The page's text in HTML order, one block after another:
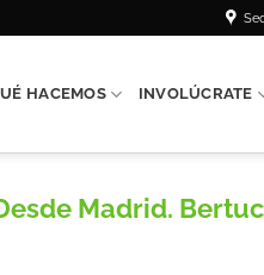
HACEMOS INVOLÚCRATE
Madrid.